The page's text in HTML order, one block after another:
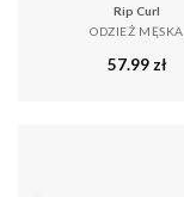
Rip Curl
ODZIEŻ MĘSKA
57.99 zł